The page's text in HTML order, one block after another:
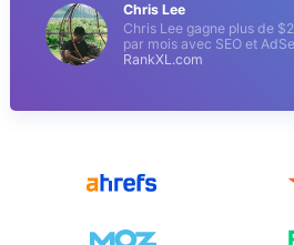
Chris Lee
Chris Lee gagne plus de
par mois avec SEO et
RankXL.com